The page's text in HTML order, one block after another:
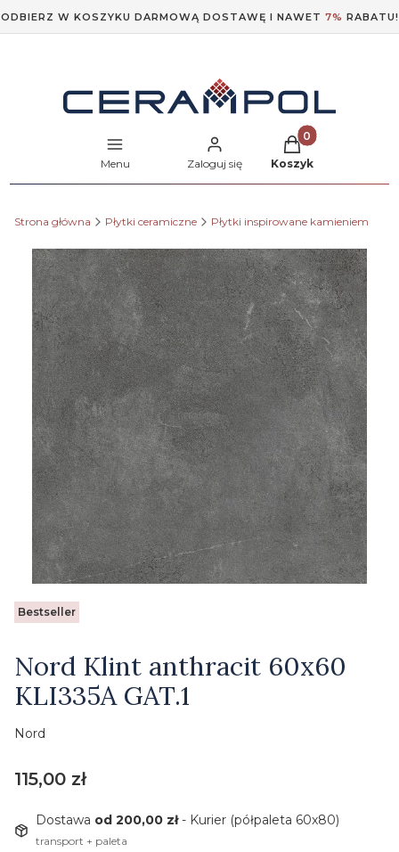
ODBIERZ W KOSZYKU DARMOWĄ DOSTAWĘ I NAWET 7% RABATU!
Menu Zaloguj się
Produkty w
Koszyk
Strona główna Płytki ceramiczne Płytki inspirowane kamieniem
Etykiety
Bestseller
Nord Klint anthracit 60x60
KLI335A GAT.1
Nord
Cena
115,00 zł
Dostawa od 200,00 zł- Kurier (półpaleta 60x80)
transport + paleta